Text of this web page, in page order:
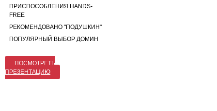
ПРИСПОСОБЛЕНИЯ HANDS-
FREE
РЕКОМЕНДОВАНО "ПОДУШКИН"
ПОПУЛЯРНЫЙ ВЫБОР ДОМИН
ПОСМОТРЕТЬ
ПРЕЗЕНТАЦИЮ